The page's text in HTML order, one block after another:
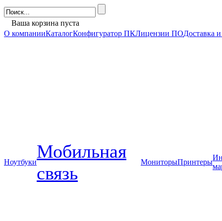
Ваша корзина пуста
О компанииКаталогКонфигуратор ПКЛицензии ПОДоставка
Ноутбуки
Мобильная
связь
МониторыПринтеры